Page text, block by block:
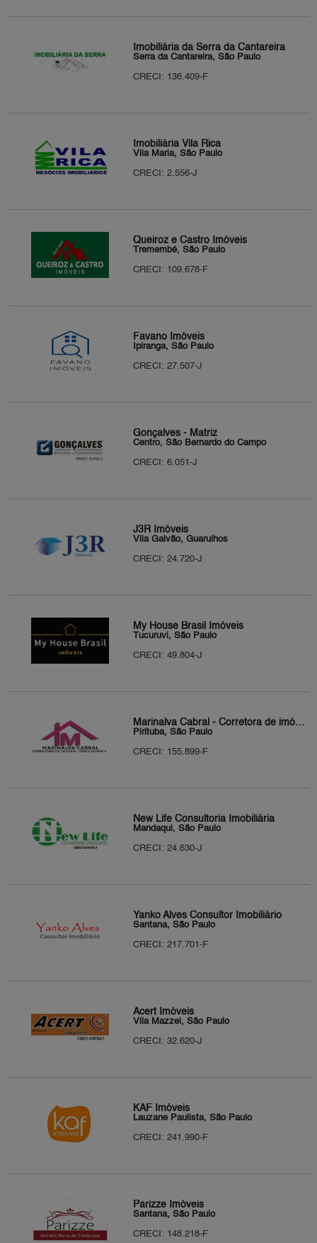
Imobiliária da Serra da Cantareira
Serra da Cantareira, São Paulo
CRECI: 136.409-F
Imobiliária Vila Rica
Vila Maria, São Paulo
CRECI: 2.556-J
Queiroz e Castro Imóveis
Tremembé, São Paulo
CRECI: 109.678-F
Favano Imóveis
Ipiranga, São Paulo
CRECI: 27.507-J
Gonçalves - Matriz
Centro, São Bernardo do Campo
CRECI: 6.051-J
J3R Imóveis
Vila Galvão, Guarulhos
CRECI: 24.720-J
My House Brasil Imóveis
Tucuruvi, São Paulo
CRECI: 49.804-J
Marinalva Cabral - Corretora de imóveis
Pirituba, São Paulo
CRECI: 155.899-F
New Life Consultoria Imobiliária
Mandaqui, São Paulo
CRECI: 24.630-J
Yanko Alves Consultor Imobiliário
Santana, São Paulo
CRECI: 217.701-F
Acert Imóveis
Vila Mazzei, São Paulo
CRECI: 32.620-J
KAF Imóveis
Lauzane Paulista, São Paulo
CRECI: 241.990-F
Parizze Imóveis
Santana, São Paulo
CRECI: 148.218-F